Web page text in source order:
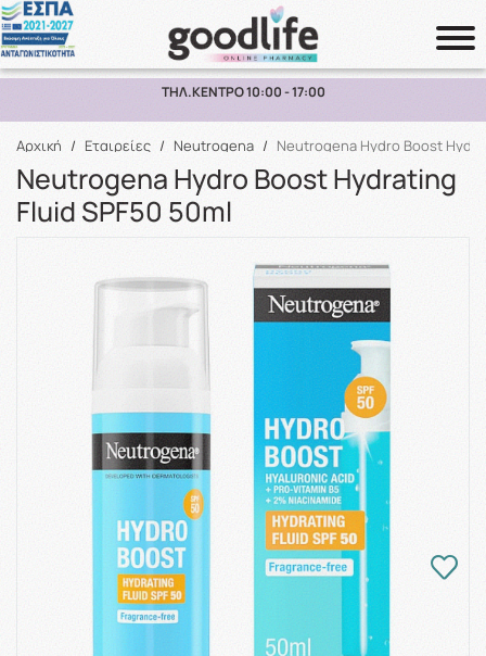
Αναζήτηση
ΠΑΡΑΛΑΒΗ ΑΠΟ ΤΟ ΚΑΤΑΣΤΗΜΑ ΑΝΩ ΤΩΝ 10€
Αρχική / Εταιρείες / Neutrogena / Neutrogena Hydro Boost
Neutrogena Hydro Boost Hydrating
Fluid SPF50 50ml